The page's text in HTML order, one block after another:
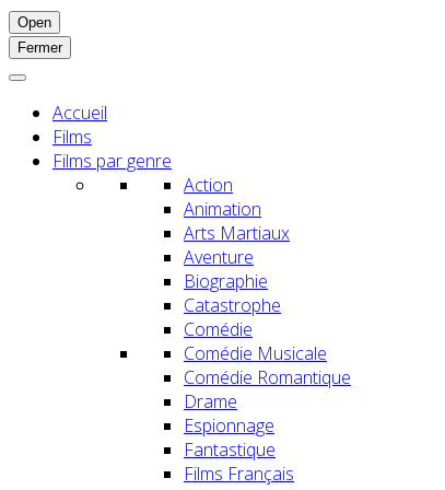
Open
Fermer
Accueil
Films
Films par genre
Action
Animation
Arts Martiaux
Aventure
Biographie
Catastrophe
Comédie
Comédie Musicale
Comédie Romantique
Drame
Espionnage
Fantastique
Films Français